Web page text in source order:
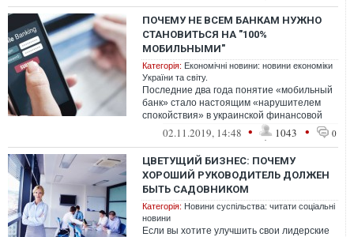
ПОЧЕМУ НЕ ВСЕМ БАНКАМ НУЖНО
СТАНОВИТЬСЯ НА "100%
МОБИЛЬНЫМИ"
Категорія: Економічні новини: новини економіки
України та світу.
Последние два года понятие «мобильный
банк» стало настоящим «нарушителем
спокойствия» в украинской финансовой
сфере.02.11.2019, 14:48 • 1043 • 0
ЦВЕТУЩИЙ БИЗНЕС: ПОЧЕМУ
ХОРОШИЙ РУКОВОДИТЕЛЬ ДОЛЖЕН
БЫТЬ САДОВНИКОМ
Категорія: Новини суспільства: читати соціальні
новини
Если вы хотите улучшить свои лидерские